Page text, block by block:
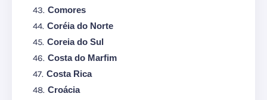
Comores
Coréia do Norte
Coreia do Sul
Costa do Marfim
Costa Rica
Croácia